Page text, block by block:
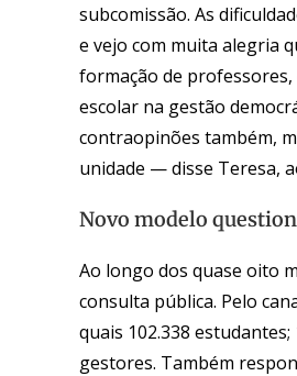
subcomissão. As
e vejo com muita alegria
formação de
escolar na gestão
contraopinões também,
unidade — disse Teresa,
Novo modelo
Ao longo dos quase oito
consulta pública. Pelo
quais 102.338
gestores. Também